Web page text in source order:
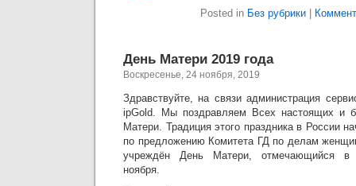
Posted in Без рубрики
День Матери 2019 года
Воскресенье, 24 ноября, 2019
Здравствуйте, на связи администрация
ipGold. Мы поздравляем Всех настоящих и
Матери. Традиция этого праздника в России
по предложению Комитета ГД по делам
учреждён День Матери, отмечающийся в
ноября.